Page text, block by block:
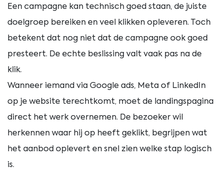
Een campagne kan technisch goed staan, de juiste
doelgroep bereiken en veel klikken opleveren. Toch
betekent dat nog niet dat de campagne ook goed
presteert. De echte beslissing valt vaak pas na de
klik.
Wanneer iemand via Google ads, Meta of LinkedIn
op je website terechtkomt, moet de landingspagina
direct het werk overnemen. De bezoeker wil
herkennen waar hij op heeft geklikt, begrijpen wat
het aanbod oplevert en snel zien welke stap logisch
is.